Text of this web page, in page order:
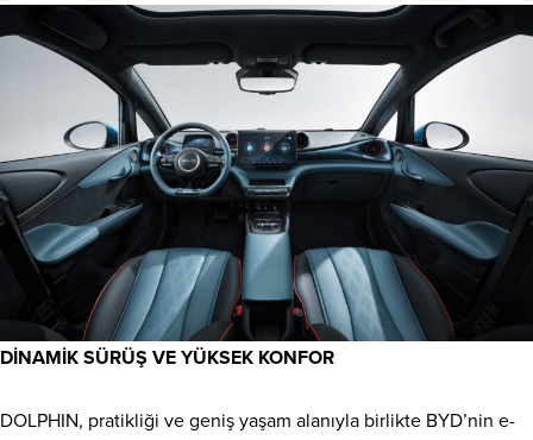
DİNAMİK SÜRÜŞ VE YÜKSEK KONFOR
DOLPHIN, pratikliği ve geniş yaşam alanıyla birlikte BYD’nin e-